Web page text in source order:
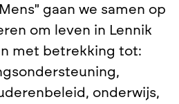
gaan we samen op
om leven in Lennik
met betrekking tot:
onderwijs,